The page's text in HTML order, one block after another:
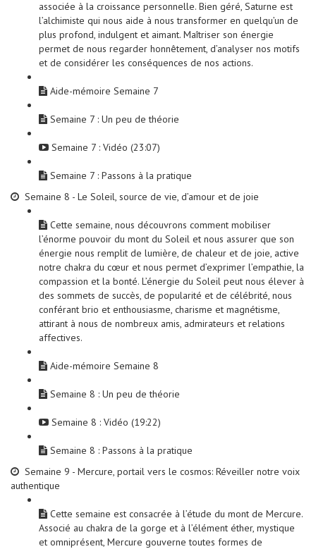
associée à la croissance personnelle. Bien géré, Saturne est
l’alchimiste qui nous aide à nous transformer en quelqu’un de
plus profond, indulgent et aimant. Maîtriser son énergie
permet de nous regarder honnêtement, d’analyser nos motifs
et de considérer les conséquences de nos actions.
Aide-mémoire Semaine 7
Semaine 7 : Un peu de théorie
Semaine 7 : Vidéo (23:07)
Semaine 7 : Passons à la pratique
Semaine 8 - Le Soleil, source de vie, d’amour et de joie
Cette semaine, nous découvrons comment mobiliser
l’énorme pouvoir du mont du Soleil et nous assurer que son
énergie nous remplit de lumière, de chaleur et de joie, active
notre chakra du cœur et nous permet d’exprimer l’empathie, la
compassion et la bonté. L’énergie du Soleil peut nous élever à
des sommets de succès, de popularité et de célébrité, nous
conférant brio et enthousiasme, charisme et magnétisme,
attirant à nous de nombreux amis, admirateurs et relations
affectives.
Aide-mémoire Semaine 8
Semaine 8 : Un peu de théorie
Semaine 8 : Vidéo (19:22)
Semaine 8 : Passons à la pratique
Semaine 9 - Mercure, portail vers le cosmos: Réveiller notre voix
authentique
Cette semaine est consacrée à l’étude du mont de Mercure.
Associé au chakra de la gorge et à l’élément éther, mystique
et omniprésent, Mercure gouverne toutes formes de